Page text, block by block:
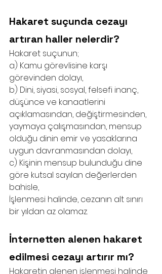
Hakaret suçunda cezayı
artıran haller nelerdir?
Hakaret suçunun;
a) Kamu görevlisine karşı
görevinden dolayı,
b) Dini, siyasi, sosyal, felsefi inanç,
düşünce ve kanaatlerini
açıklamasından, değiştirmesinden,
yaymaya çalışmasından, mensup
olduğu dinin emir ve yasaklarına
uygun davranmasından dolayı,
c) Kişinin mensup bulunduğu dine
göre kutsal sayılan değerlerden
bahisle,
İşlenmesi halinde, cezanın alt sınırı
bir yıldan az olamaz.
İnternetten alenen hakaret
edilmesi cezayı artırır mı?
Hakaretin alenen işlenmesi halinde